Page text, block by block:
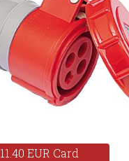
11.40 EUR Card